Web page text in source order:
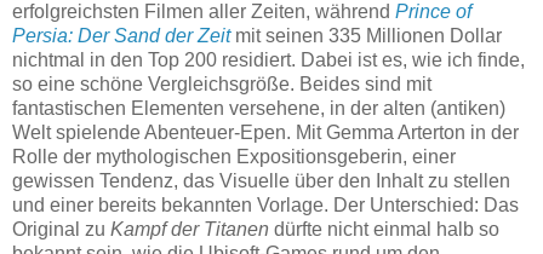
erfolgreichsten Filmen aller Zeiten, während Prince of
Persia: Der Sand der Zeitmit seinen 335 Millionen Dollar
nichtmal in den Top 200 residiert. Dabei ist es, wie ich finde,
so eine schöne Vergleichsgröße. Beides sind mit
fantastischen Elementen versehene, in der alten (antiken)
Welt spielende Abenteuer-Epen. Mit Gemma Arterton in der
Rolle der mythologischen Expositionsgeberin, einer
gewissen Tendenz, das Visuelle über den Inhalt zu stellen
und einer bereits bekannten Vorlage. Der Unterschied: Das
Original zu Kampf der Titanen dürfte nicht einmal halb so